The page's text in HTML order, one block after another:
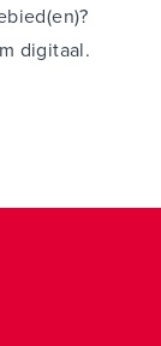
digitaal.